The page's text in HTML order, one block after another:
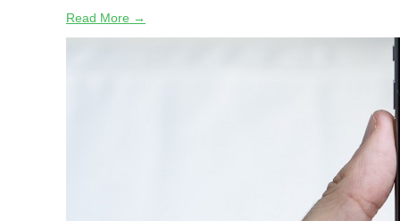
Read More →